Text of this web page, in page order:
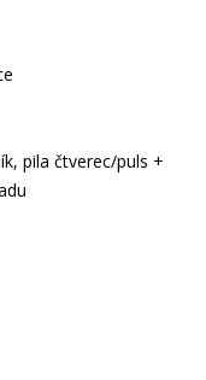
pila čtverec/puls +